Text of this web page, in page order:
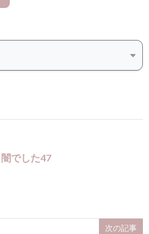
でした47
次の記事